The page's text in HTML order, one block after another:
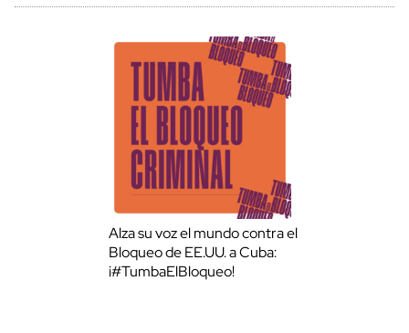
Alza su voz el mundo contra el
Bloqueo de EE.UU. a Cuba:
¡#TumbaElBloqueo!